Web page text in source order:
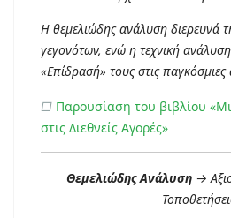
Η θεμελιώδης ανάλυση διερευνά
γεγονότων, ενώ η τεχνική ανάλυση
«Επίδρασή» τους στις παγκόσμιες
□ Παρουσίαση του βιβλίου
στις Διεθνείς Αγορές»
Θεμελιώδης Ανάλυση →